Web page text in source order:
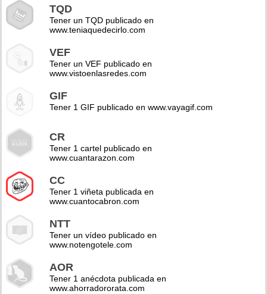
TQD
Tener un TQD publicado en
www.teniaquedecirlo.com
VEF
Tener un VEF publicado en
www.vistoenlasredes.com
GIF
Tener 1 GIF publicado en www.vayagif.com
CR
Tener 1 cartel publicado en
www.cuantarazon.com
CC
Tener 1 viñeta publicada en
www.cuantocabron.com
NTT
Tener un vídeo publicado en
www.notengotele.com
AOR
Tener 1 anécdota publicada en
www.ahorradororata.com